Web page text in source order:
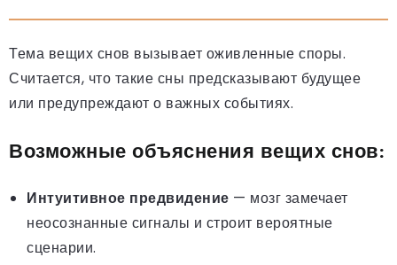
Тема вещих снов вызывает оживленные споры.
Считается, что такие сны предсказывают будущее
или предупреждают о важных событиях.
Возможные объяснения вещих снов:
Интуитивное предвидение — мозг замечает
неосознанные сигналы и строит вероятные
сценарии.